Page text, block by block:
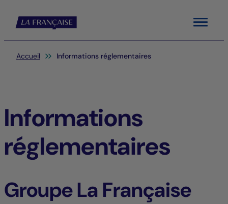
Menu
Vous êtes ici:
Accueil Informations réglementaires
Informations
réglementaires
Groupe La Française